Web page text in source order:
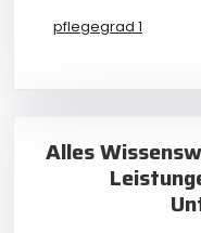
pflegegrad 1
Alles